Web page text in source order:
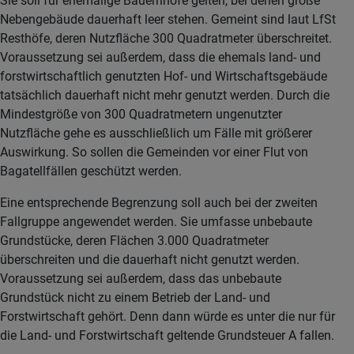
Nebengebäude dauerhaft leer stehen. Gemeint sind laut LfSt
Resthöfe, deren Nutzfläche 300 Quadratmeter überschreitet.
Voraussetzung sei außerdem, dass die ehemals land- und
forstwirtschaftlich genutzten Hof- und Wirtschaftsgebäude
tatsächlich dauerhaft nicht mehr genutzt werden. Durch die
Mindestgröße von 300 Quadratmetern ungenutzter
Nutzfläche gehe es ausschließlich um Fälle mit größerer
Auswirkung. So sollen die Gemeinden vor einer Flut von
Bagatellfällen geschützt werden.
Eine entsprechende Begrenzung soll auch bei der zweiten
Fallgruppe angewendet werden. Sie umfasse unbebaute
Grundstücke, deren Flächen 3.000 Quadratmeter
überschreiten und die dauerhaft nicht genutzt werden.
Voraussetzung sei außerdem, dass das unbebaute
Grundstück nicht zu einem Betrieb der Land- und
Forstwirtschaft gehört. Denn dann würde es unter die nur für
die Land- und Forstwirtschaft geltende Grundsteuer A fallen.